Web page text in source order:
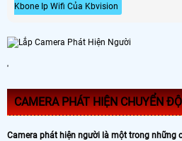
Kbone Ip Wifi Của Kbvision
'
CAMERA PHÁT HIỆN CHUYỂN
Camera phát hiện người là một trong những